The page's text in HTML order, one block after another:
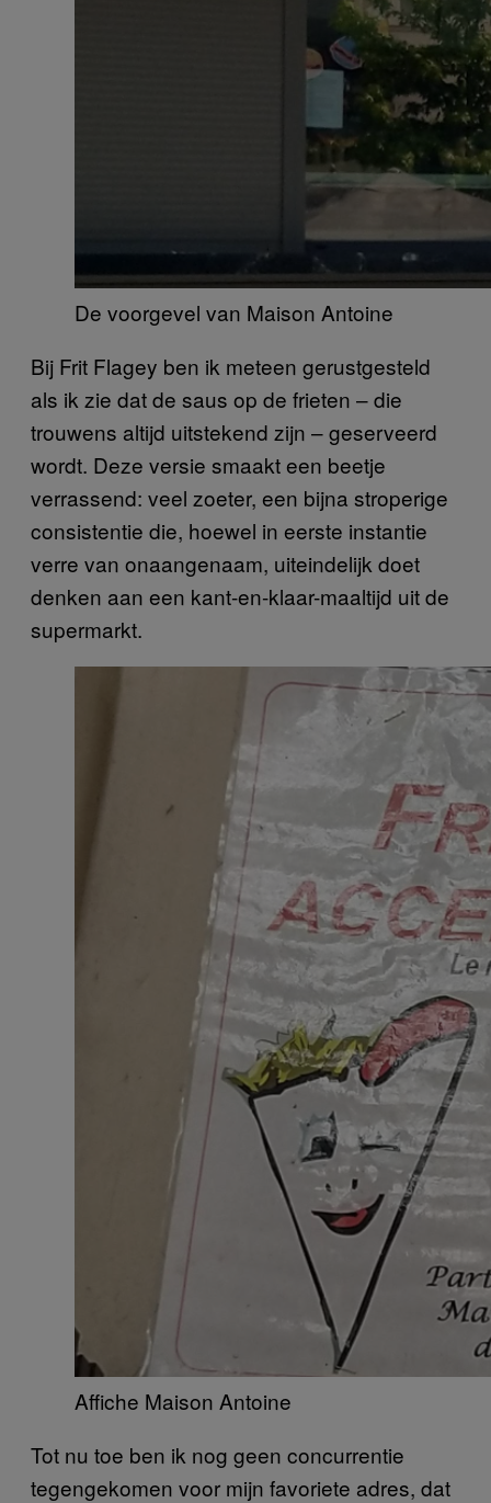
De voorgevel van Maison Antoine
Bij Frit Flagey ben ik meteen gerustgesteld
als ik zie dat de saus op de frieten – die
trouwens altijd uitstekend zijn – geserveerd
wordt. Deze versie smaakt een beetje
verrassend: veel zoeter, een bijna stroperige
consistentie die, hoewel in eerste instantie
verre van onaangenaam, uiteindelijk doet
denken aan een kant-en-klaar-maaltijd uit de
supermarkt.
Affiche Maison Antoine
Tot nu toe ben ik nog geen concurrentie
tegengekomen voor mijn favoriete adres, dat